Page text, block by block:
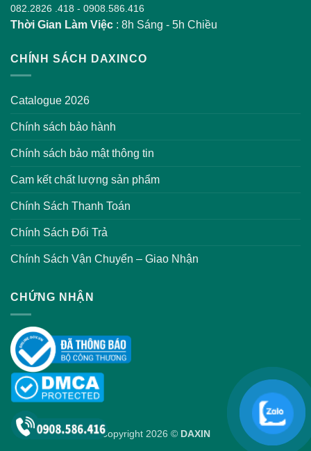
082.2826 .418 - 0908.586.416
Thời Gian Làm Việc : 8h Sáng - 5h Chiều
CHÍNH SÁCH DAXINCO
Catalogue 2026
Chính sách bảo hành
Chính sách bảo mật thông tin
Cam kết chất lượng sản phẩm
Chính Sách Thanh Toán
Chính Sách Đổi Trả
Chính Sách Vận Chuyển – Giao Nhận
CHỨNG NHẬN
Copyright 2026 © DAXIN